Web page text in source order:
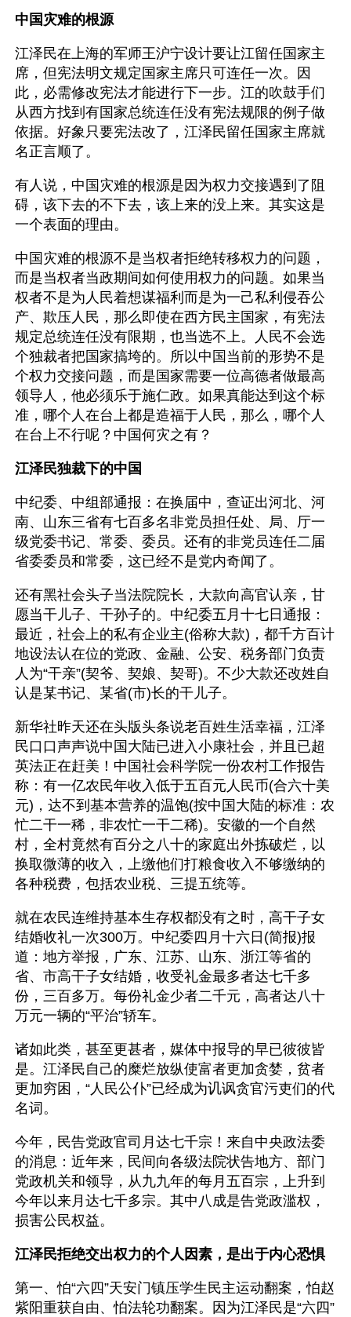
中国灾难的根源
江泽民在上海的军师王沪宁设计要让江留任国家主
席，但宪法明文规定国家主席只可连任一次。因
此，必需修改宪法才能进行下一步。江的吹鼓手们
从西方找到有国家总统连任没有宪法规限的例子做
依据。好象只要宪法改了，江泽民留任国家主席就
名正言顺了。
有人说，中国灾难的根源是因为权力交接遇到了阻
碍，该下去的不下去，该上来的没上来。其实这是
一个表面的理由。
中国灾难的根源不是当权者拒绝转移权力的问题，
而是当权者当政期间如何使用权力的问题。如果当
权者不是为人民着想谋福利而是为一己私利侵吞公
产、欺压人民，那么即使在西方民主国家，有宪法
规定总统连任没有限期，也当选不上。人民不会选
个独裁者把国家搞垮的。所以中国当前的形势不是
个权力交接问题，而是国家需要一位高德者做最高
领导人，他必须乐于施仁政。如果真能达到这个标
准，哪个人在台上都是造福于人民，那么，哪个人
在台上不行呢？中国何灾之有？
江泽民独裁下的中国
中纪委、中组部通报：在换届中，查证出河北、河
南、山东三省有七百多名非党员担任处、局、厅一
级党委书记、常委、委员。还有的非党员连任二届
省委委员和常委，这已经不是党内奇闻了。
还有黑社会头子当法院院长，大款向高官认亲，甘
愿当干儿子、干孙子的。中纪委五月十七日通报：
最近，社会上的私有企业主(俗称大款)，都千方百计
地设法认在位的党政、金融、公安、税务部门负责
人为“干亲”(契爷、契娘、契哥)。不少大款还改姓自
认是某书记、某省(市)长的干儿子。
新华社昨天还在头版头条说老百姓生活幸福，江泽
民口口声声说中国大陆已进入小康社会，并且已超
英法正在赶美！中国社会科学院一份农村工作报告
称：有一亿农民年收入低于五百元人民币(合六十美
元)，达不到基本营养的温饱(按中国大陆的标准：农
忙二干一稀，非农忙一干二稀)。安徽的一个自然
村，全村竟然有百分之八十的家庭出外拣破烂，以
换取微薄的收入，上缴他们打粮食收入不够缴纳的
各种税费，包括农业税、三提五统等。
就在农民连维持基本生存权都没有之时，高干子女
结婚收礼一次300万。中纪委四月十六日(简报)报
道：地方举报，广东、江苏、山东、浙江等省的
省、市高干子女结婚，收受礼金最多者达七千多
份，三百多万。每份礼金少者二千元，高者达八十
万元一辆的“平治”轿车。
诸如此类，甚至更甚者，媒体中报导的早已彼彼皆
是。江泽民自己的糜烂放纵使富者更加贪婪，贫者
更加穷困，“人民公仆”已经成为讥讽贪官污吏们的代
名词。
今年，民告党政官司月达七千宗！来自中央政法委
的消息：近年来，民间向各级法院状告地方、部门
党政机关和领导，从九九年的每月五百宗，上升到
今年以来月达七千多宗。其中八成是告党政滥权，
损害公民权益。
江泽民拒绝交出权力的个人因素，是出于内心恐惧
第一、怕“六四”天安门镇压学生民主运动翻案，怕赵
紫阳重获自由、怕法轮功翻案。因为江泽民是“六四”